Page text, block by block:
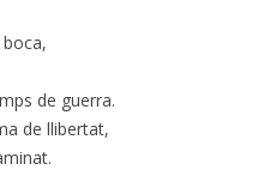
de guerra.
de llibertat,